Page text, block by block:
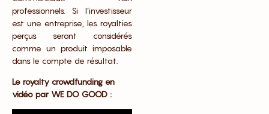
professionnels. Si l’investisseur
est une entreprise, les royalties
perçus seront considérés
comme un produit imposable
dans le compte de résultat.
Le royalty crowdfunding en
vidéo par WE DO GOOD :